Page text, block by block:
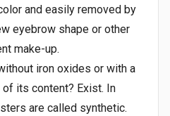
and easily removed by
eyebrow shape or other
make-up.
iron oxides or with a
its content? Exist. In
are called synthetic.